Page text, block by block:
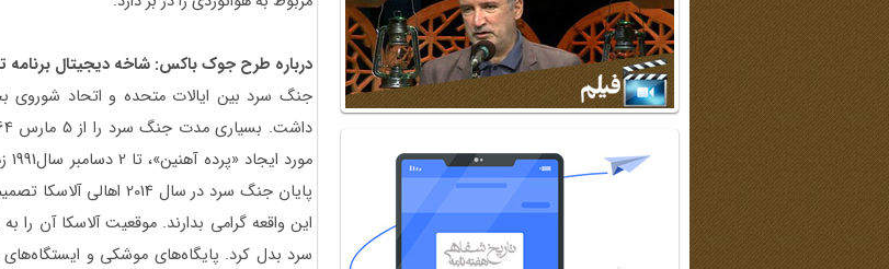
درباره طرح جوک باکس: شاخه دیجیتال برنامه
جنگ سرد بین ایالات متحده و اتحاد شوروی
پایان جنگ سرد در سال
این واقعه گرامی بدارند. موقعیت آلاسکا آن
سرد بدل کرد. پایگاه‌های موشکی و ایستگاه‌های